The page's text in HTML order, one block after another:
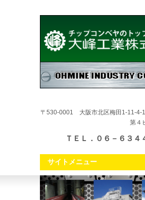
〒530-0001 大阪市北区梅田1-11-4-
第４
ＴＥＬ．０６－６３４